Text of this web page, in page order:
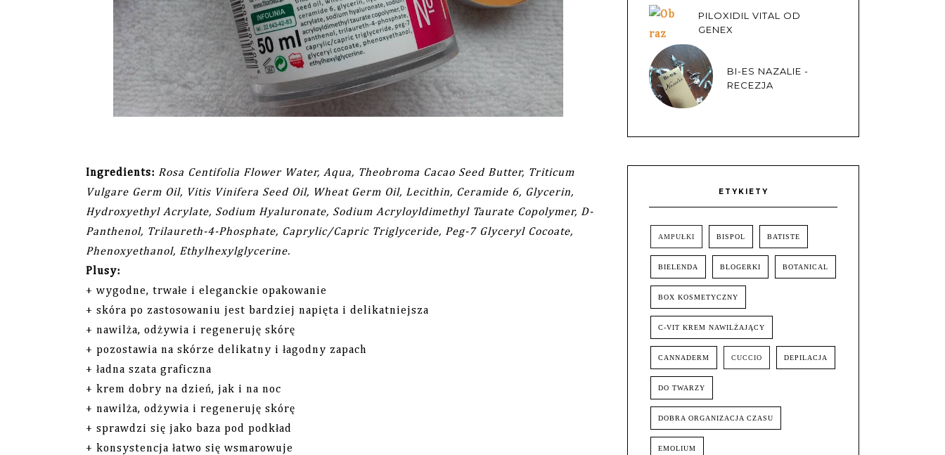
Ingredients: Rosa Centifolia Flower Water, Aqua, Theobroma Cacao Seed Butter, Triticum
Vulgare Germ Oil, Vitis Vinifera Seed Oil, Wheat Germ Oil, Lecithin, Ceramide 6, Glycerin,
Hydroxyethyl Acrylate, Sodium Hyaluronate, Sodium Acryloyldimethyl Taurate Copolymer, D-
Panthenol, Trilaureth-4-Phosphate, Caprylic/Capric Triglyceride, Peg-7 Glyceryl Cocoate,
Phenoxyethanol, Ethylhexylglycerine.
Plusy:
+ wygodne, trwałe i eleganckie opakowanie
+ skóra po zastosowaniu jest bardziej napięta i delikatniejsza
+ nawilża, odżywia i regeneruję skórę
+ pozostawia na skórze delikatny i łagodny zapach
+ ładna szata graficzna
+ krem dobry na dzień, jak i na noc
+ nawilża, odżywia i regeneruję skórę
+ sprawdzi się jako baza pod podkład
+ konsystencja łatwo się wsmarowuje
PILOXIDIL VITAL OD
GENEX
BI-ES NAZALIE -
RECEZJA
ETYKIETY
AMPUŁKI BISPOL BATISTE
BIELENDA BLOGERKI BOTANICAL
BOX KOSMETYCZNY
C-VIT KREM NAWILŻAJĄCY
CANNADERM CUCCIO DEPILACJA
DO TWARZY
DOBRA ORGANIZACJA CZASU
EMOLIUM